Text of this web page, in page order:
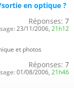
en optique ?
Réponses: 7
23/11/2006, 21h12
et photos
Réponses: 7
01/08/2006, 21h46